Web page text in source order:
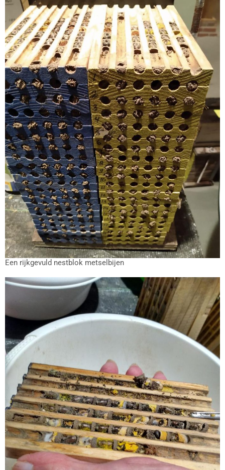
Een rijkgevuld nestblok metselbijen